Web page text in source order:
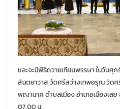
และจะมีพิธีถวายเทียนพรรษา ในวัน
สันตยาวาส วัดศรีสว่างเทพอรุณ วัด
พญานาค ตำบลเมือง อำเภอเมืองเลย
07.00 น.